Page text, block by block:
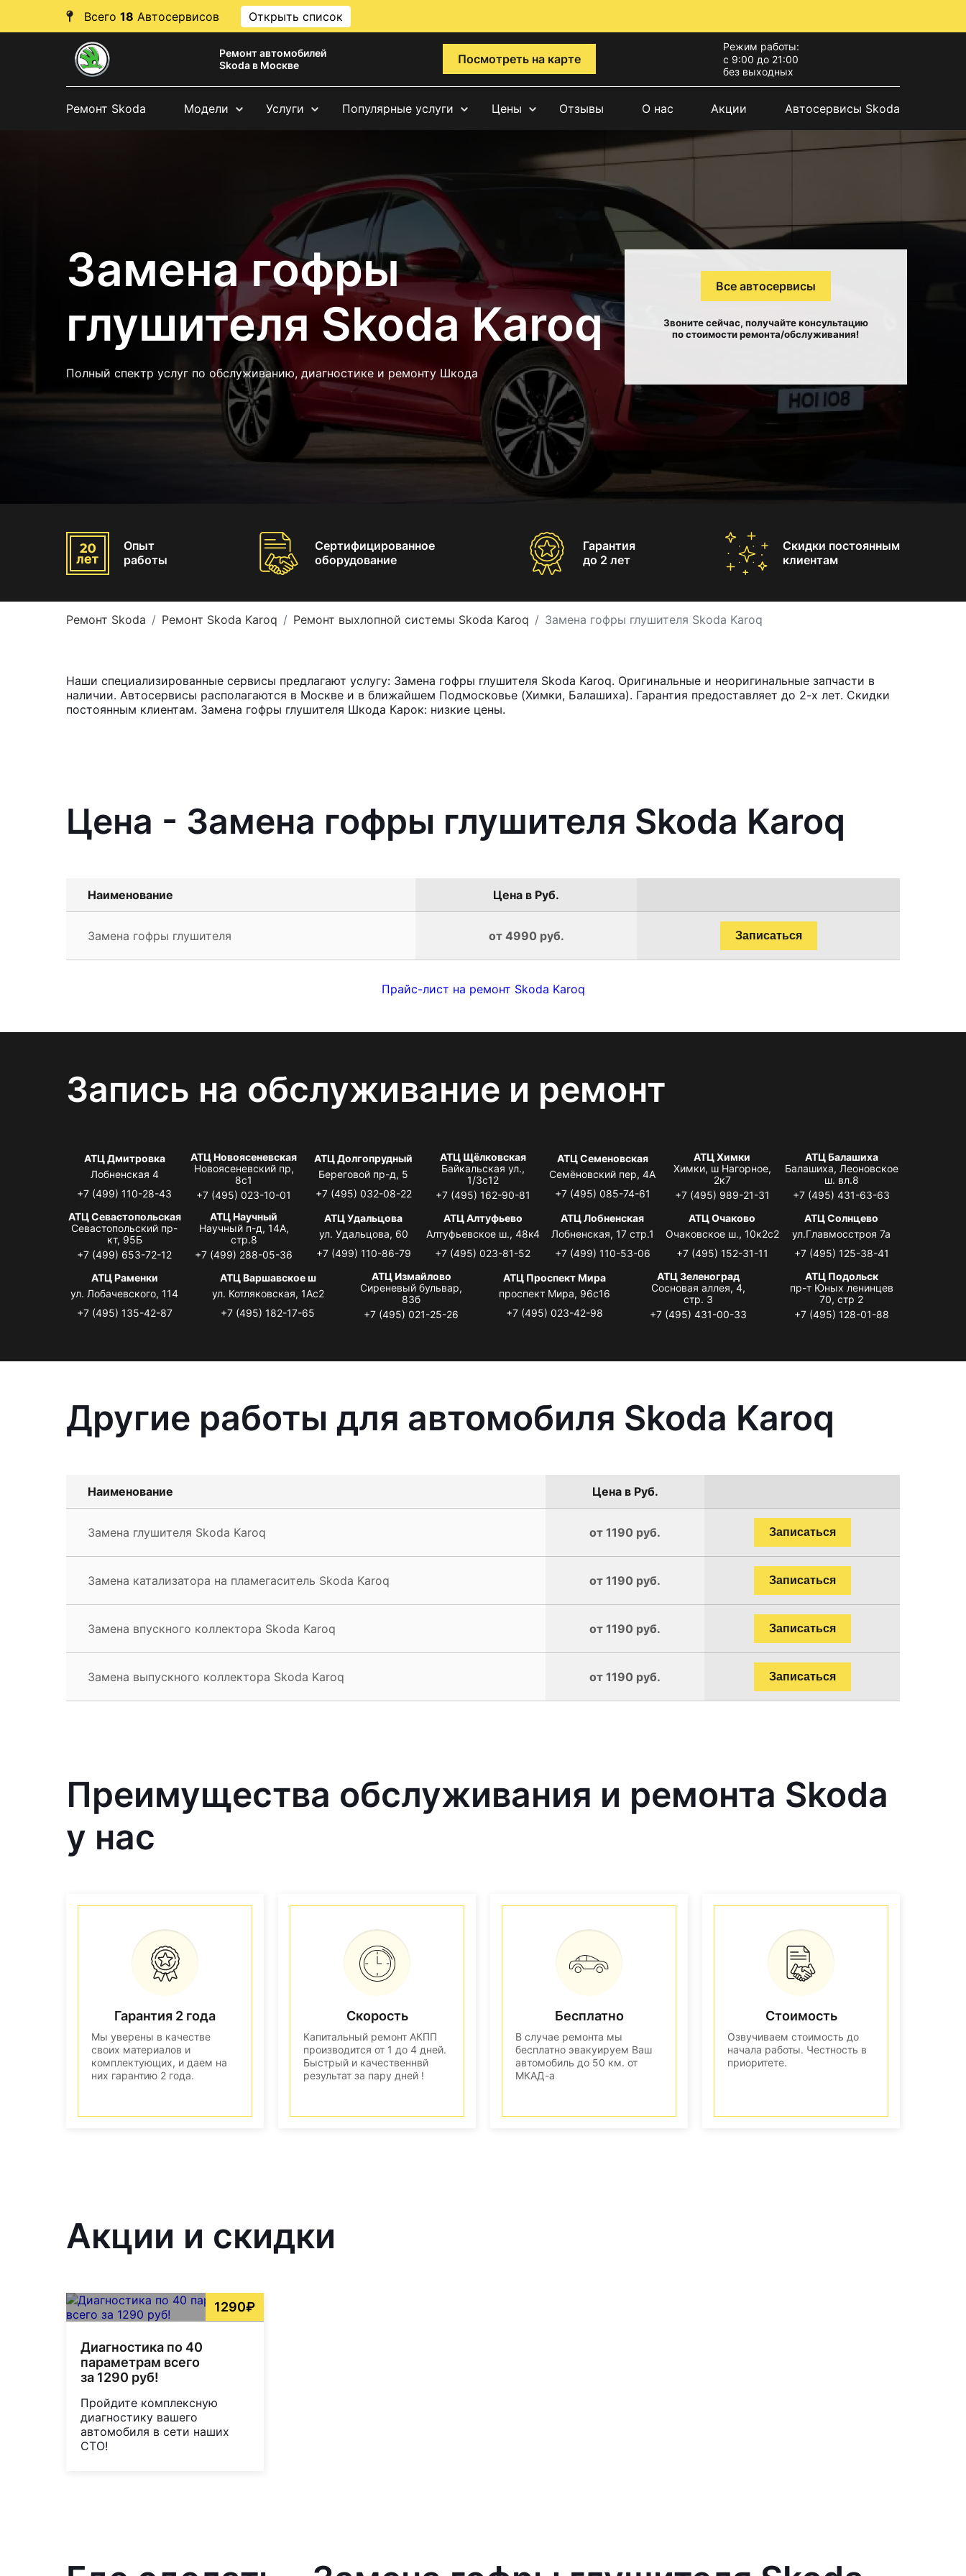
Всего 18 Автосервисов Открыть список
Ремонт автомобилей
Skoda в Москве
Посмотреть на карте
Режим работы:
с 9:00 до 21:00
без выходных
Ремонт Skoda Модели Услуги Популярные услуги Цены Отзывы О нас Акции Автосервисы Skoda
Замена гофры
глушителя Skoda Karoq
Полный спектр услуг по обслуживанию, диагностике и ремонту Шкода
Все автосервисы
Звоните сейчас, получайте консультацию
по стоимости ремонта/обслуживания!
Опыт
работы
Сертифицированное
оборудование
Гарантия
до 2 лет
Скидки постоянным
клиентам
Ремонт Skoda Ремонт Skoda Karoq Ремонт выхлопной системы Skoda Karoq Замена гофры глушителя Skoda Karoq
Наши специализированные сервисы предлагают услугу: Замена гофры глушителя Skoda Karoq. Оригинальные и неоригинальные запчасти в
наличии. Автосервисы располагаются в Москве и в ближайшем Подмосковье (Химки, Балашиха). Гарантия предоставляет до 2-х лет. Скидки
постоянным клиентам. Замена гофры глушителя Шкода Карок: низкие цены.
Цена - Замена гофры глушителя Skoda Karoq
Наименование Цена в Руб.
Замена гофры глушителя от 4990 руб. Записаться
Прайс-лист на ремонт Skoda Karoq
Запись на обслуживание и ремонт
АТЦ Дмитровка
Лобненская 4
+7 (499) 110-28-43
АТЦ Новоясеневская
Новоясеневский пр,
8с1
+7 (495) 023-10-01
АТЦ Долгопрудный
Береговой пр-д, 5
+7 (495) 032-08-22
АТЦ Щёлковская
Байкальская ул.,
1/3с12
+7 (495) 162-90-81
АТЦ Семеновская
Семёновский пер, 4А
+7 (495) 085-74-61
АТЦ Химки
Химки, ш Нагорное,
2к7
+7 (495) 989-21-31
АТЦ Балашиха
Балашиха, Леоновское
ш. вл.8
+7 (495) 431-63-63
АТЦ Севастопольская
Севастопольский пр-
кт, 95Б
+7 (499) 653-72-12
АТЦ Научный
Научный п-д, 14А,
стр.8
+7 (499) 288-05-36
АТЦ Удальцова
ул. Удальцова, 60
+7 (499) 110-86-79
АТЦ Алтуфьево
Алтуфьевское ш., 48к4
+7 (495) 023-81-52
АТЦ Лобненская
Лобненская, 17 стр.1
+7 (499) 110-53-06
АТЦ Очаково
Очаковское ш., 10к2с2
+7 (495) 152-31-11
АТЦ Солнцево
ул.Главмосстроя 7а
+7 (495) 125-38-41
АТЦ Раменки
ул. Лобачевского, 114
+7 (495) 135-42-87
АТЦ Варшавское ш
ул. Котляковская, 1Ас2
+7 (495) 182-17-65
АТЦ Измайлово
Сиреневый бульвар,
83б
+7 (495) 021-25-26
АТЦ Проспект Мира
проспект Мира, 96с16
+7 (495) 023-42-98
АТЦ Зеленоград
Сосновая аллея, 4,
стр. 3
+7 (495) 431-00-33
АТЦ Подольск
пр-т Юных ленинцев
70, стр 2
+7 (495) 128-01-88
Другие работы для автомобиля Skoda Karoq
Наименование Цена в Руб.
Замена глушителя Skoda Karoq от 1190 руб. Записаться
Замена катализатора на пламегаситель Skoda Karoq от 1190 руб. Записаться
Замена впускного коллектора Skoda Karoq от 1190 руб. Записаться
Замена выпускного коллектора Skoda Karoq от 1190 руб. Записаться
Преимущества обслуживания и ремонта Skoda
у нас
Гарантия 2 года
Мы уверены в качестве
своих материалов и
комплектующих, и даем на
них гарантию 2 года.
Скорость
Капитальный ремонт АКПП
производится от 1 до 4 дней.
Быстрый и качественнвй
результат за пару дней !
Бесплатно
В случае ремонта мы
бесплатно эвакуируем Ваш
автомобиль до 50 км. от
МКАД-а
Стоимость
Озвучиваем стоимость до
начала работы. Честность в
приоритете.
Акции и скидки
1290₽
Диагностика по 40
параметрам всего
за 1290 руб!
Пройдите комплексную
диагностику вашего
автомобиля в сети наших
СТО!